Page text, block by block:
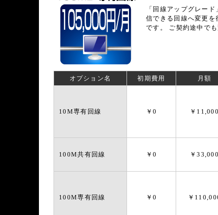
「回線アップグレー
信できる回線へ変更
です。 ご契約途中で
オプション名 初期費用 月額
10M専有回線 ￥0 ￥
100M共有回線 ￥0 ￥
100M専有回線 ￥0 ￥